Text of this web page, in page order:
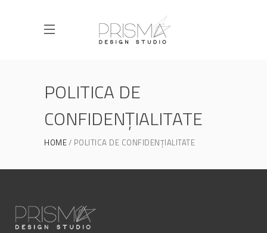
POLITICA DE
CONFIDENȚIALITATE
HOME POLITICA DE CONFIDENȚIALITATE